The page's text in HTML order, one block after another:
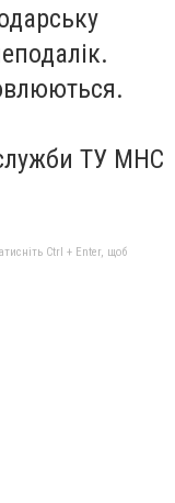
ТУ МНС
Ctrl + Enter, щоб